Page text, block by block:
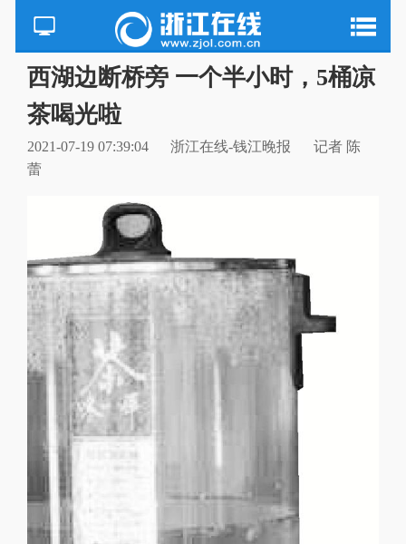
西湖边断桥旁 一个半小时，5桶凉
茶喝光啦
2021-07-19 07:39:04 浙江在线-钱江晚报
记者 陈
蕾